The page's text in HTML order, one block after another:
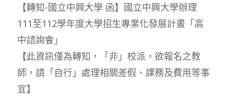
【轉知-國立中興大學 函】國立中興大學辦理
111至112學年度大學招生專業化發展計畫「高
中諮詢會」
【此資訊僅為轉知，「非」校派，欲報名之教
師，請「自行」處理相關差假、課務及費用等事
宜】